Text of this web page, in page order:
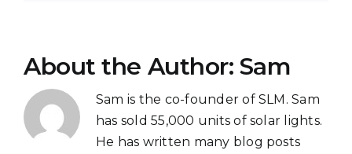
About the Author: Sam
Sam is the co-founder of SLM. Sam
has sold 55,000 units of solar lights.
He has written many blog posts